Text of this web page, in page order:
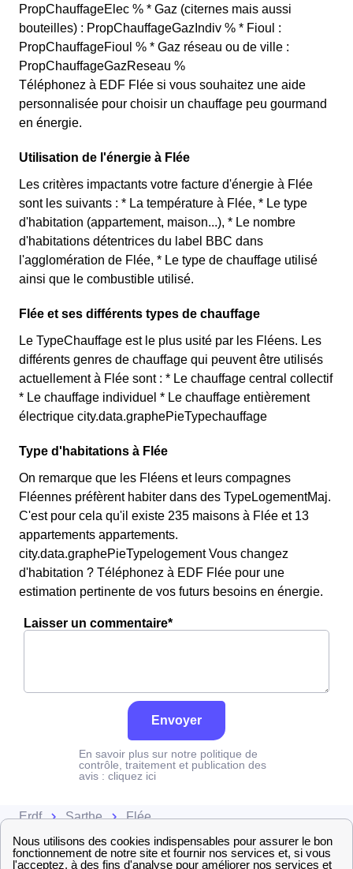
PropChauffageElec % * Gaz (citernes mais aussi
bouteilles) : PropChauffageGazIndiv % * Fioul :
PropChauffageFioul % * Gaz réseau ou de ville :
PropChauffageGazReseau %
Téléphonez à EDF Flée si vous souhaitez une aide
personnalisée pour choisir un chauffage peu gourmand
en énergie.
Utilisation de l'énergie à Flée
Les critères impactants votre facture d'énergie à Flée
sont les suivants : * La température à Flée, * Le type
d'habitation (appartement, maison...), * Le nombre
d'habitations détentrices du label BBC dans
l'agglomération de Flée, * Le type de chauffage utilisé
ainsi que le combustible utilisé.
Flée et ses différents types de chauffage
Le TypeChauffage est le plus usité par les Fléens. Les
différents genres de chauffage qui peuvent être utilisés
actuellement à Flée sont : * Le chauffage central collectif
* Le chauffage individuel * Le chauffage entièrement
électrique city.data.graphePieTypechauffage
Type d'habitations à Flée
On remarque que les Fléens et leurs compagnes
Fléennes préfèrent habiter dans des TypeLogementMaj.
C'est pour cela qu'il existe 235 maisons à Flée et 13
appartements appartements.
city.data.graphePieTypelogement Vous changez
d'habitation ? Téléphonez à EDF Flée pour une
estimation pertinente de vos futurs besoins en énergie.
Laisser un commentaire*
Envoyer
En savoir plus sur notre politique de
contrôle, traitement et publication des
avis : cliquez ici
Erdf Sarthe Flée